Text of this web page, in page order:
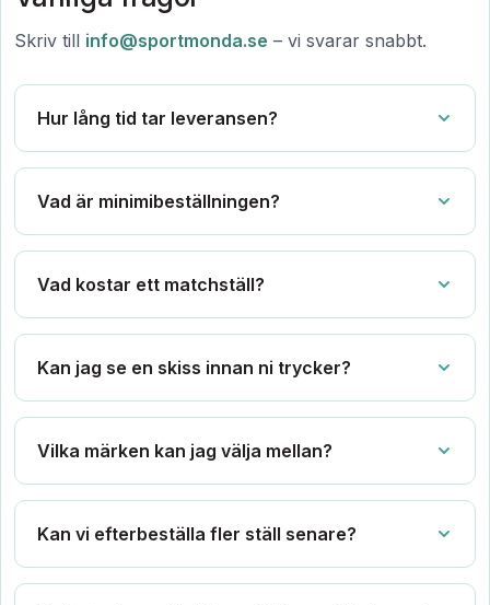
Skriv till info@sportmonda.se – vi svarar snabbt.
Hur lång tid tar leveransen?
Vad är minimibeställningen?
Vad kostar ett matchställ?
Kan jag se en skiss innan ni trycker?
Vilka märken kan jag välja mellan?
Kan vi efterbeställa fler ställ senare?